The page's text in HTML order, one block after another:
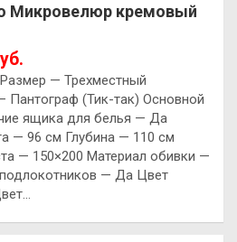
Микровелюр кремовый
— Трехместный
Пантограф (Тик-так) Основной
ящика для белья — Да
— 96 см Глубина — 110 см
— 150×200 Материал обивки —
— Да Цвет